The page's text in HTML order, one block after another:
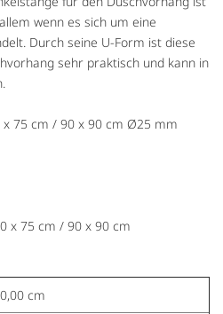
wenn es sich um eine
Durch seine U-Form ist diese
sehr praktisch und kann in
75 cm / 90 x 90 cm Ø25 mm
x 75 cm / 90 x 90 cm
cm